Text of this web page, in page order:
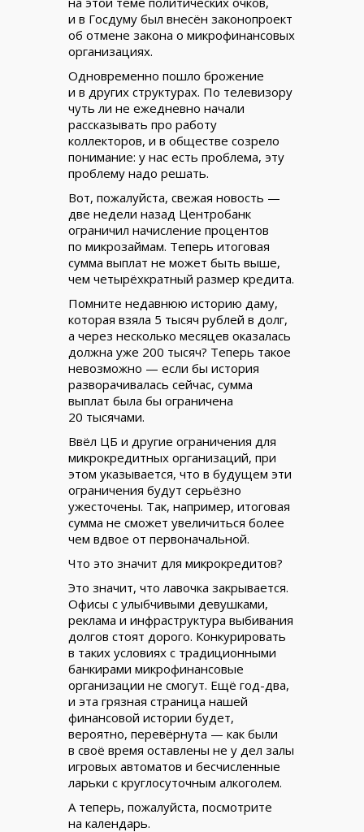
и в Госдуму был внесён законопроект
об отмене закона о микрофинансовых
организациях.
Одновременно пошло брожение
и в других структурах. По телевизору
чуть ли не ежедневно начали
рассказывать про работу
коллекторов, и в обществе созрело
понимание: у нас есть проблема, эту
проблему надо решать.
Вот, пожалуйста, свежая новость —
две недели назад Центробанк
ограничил начисление процентов
по микрозаймам. Теперь итоговая
сумма выплат не может быть выше,
чем четырёхкратный размер кредита.
Помните недавнюю историю даму,
которая взяла 5 тысяч рублей в долг,
а через несколько месяцев оказалась
должна уже 200 тысяч? Теперь такое
невозможно — если бы история
разворачивалась сейчас, сумма
выплат была бы ограничена
20 тысячами.
Ввёл ЦБ и другие ограничения для
микрокредитных организаций, при
этом указывается, что в будущем эти
ограничения будут серьёзно
ужесточены. Так, например, итоговая
сумма не сможет увеличиться более
чем вдвое от первоначальной.
Что это значит для микрокредитов?
Это значит, что лавочка закрывается.
Офисы с улыбчивыми девушками,
реклама и инфраструктура выбивания
долгов стоят дорого. Конкурировать
в таких условиях с традиционными
банкирами микрофинансовые
организации не смогут. Ещё год-два,
и эта грязная страница нашей
финансовой истории будет,
вероятно, перевёрнута — как были
в своё время оставлены не у дел залы
игровых автоматов и бесчисленные
ларьки с круглосуточным алкоголем.
А теперь, пожалуйста, посмотрите
на календарь.